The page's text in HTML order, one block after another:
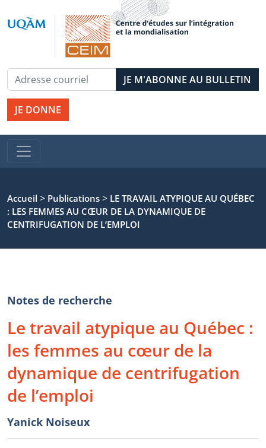
JE DONNE
Accueil > Publications > LE TRAVAIL ATYPIQUE AU QUÉBEC
: LES FEMMES AU CŒUR DE LA DYNAMIQUE DE
CENTRIFUGATION DE L’EMPLOI
Notes de recherche
Le travail atypique au Québec :
les femmes au cœur de la
dynamique de centrifugation
de l’emploi
Yanick Noiseux